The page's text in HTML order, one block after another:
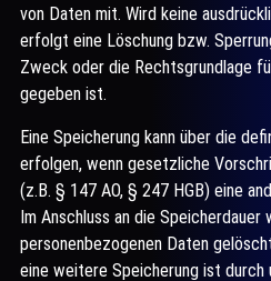
von Daten mit. Wird keine
erfolgt eine Löschung bzw.
Zweck oder die Rechtsgrundlage
gegeben ist.
Eine Speicherung kann über die
erfolgen, wenn gesetzliche
(z.B. § 147 AO, § 247 HGB) eine
Im Anschluss an die Speicherdauer
personenbezogenen Daten
eine weitere Speicherung ist durch